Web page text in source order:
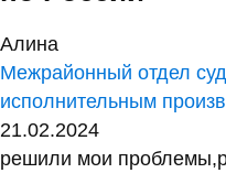
Алина
Межрайонный отдел
исполнительным
21.02.2024
решили мои